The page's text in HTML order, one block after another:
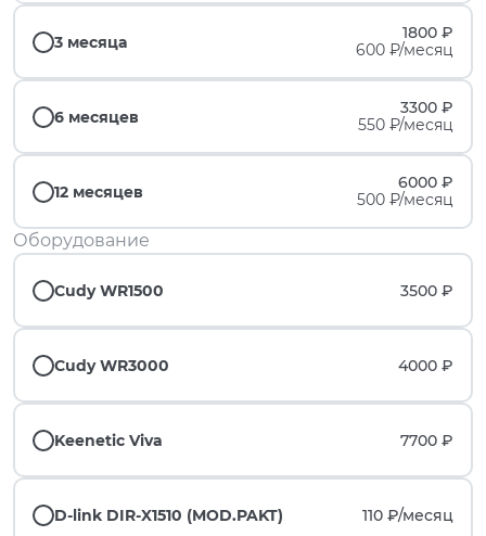
3 месяца
1800 ₽
600 ₽/месяц
6 месяцев
3300 ₽
550 ₽/месяц
12 месяцев
6000 ₽
500 ₽/месяц
Оборудование
Cudy WR1500 3500 ₽
Cudy WR3000 4000 ₽
Keenetic Viva 7700 ₽
D-link DIR-X1510 (MOD.PAKT) 110 ₽/месяц